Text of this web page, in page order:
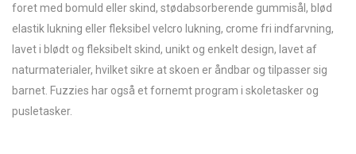
foret med bomuld eller skind, stødabsorberende gummisål, blød
elastik lukning eller fleksibel velcro lukning, crome fri indfarvning,
lavet i blødt og fleksibelt skind, unikt og enkelt design, lavet af
naturmaterialer, hvilket sikre at skoen er åndbar og tilpasser sig
barnet. Fuzzies har også et fornemt program i skoletasker og
pusletasker.